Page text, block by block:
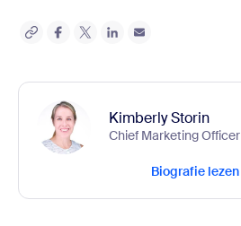
Kimberly Storin
Chief Marketing Officer
Biografie lezen